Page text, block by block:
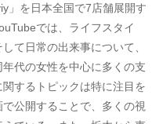
」を日本全国で7店舗展開す
では、ライフスタイ
て日常の出来事について、
代の女性を中心に多くの支
するトピックは特に注目を
公開することで、多くの視